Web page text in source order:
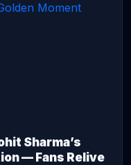
Sharma’s
— Fans Relive